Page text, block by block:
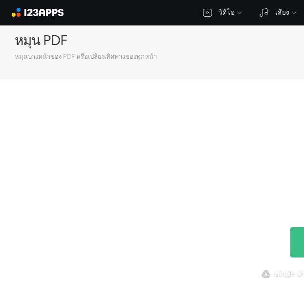
วิดีโอ เสียง
หมุน PDF
หมุนบางหน้าของ PDF หรือเปลี่ยนทิศทางของทุกหน้า
Google